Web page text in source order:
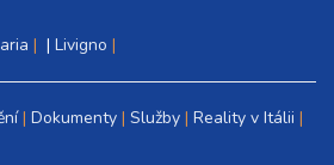
| Livigno
Dokumenty Služby Reality v Itálii